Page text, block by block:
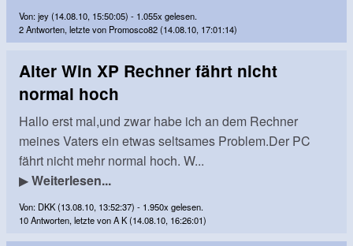
Von: jey (14.08.10, 15:50:05) - 1.055x gelesen.
2 Antworten, letzte von Promosco82 (14.08.10, 17:01:14)
Alter Win XP Rechner fährt nicht
normal hoch
Hallo erst mal,und zwar habe ich an dem Rechner
meines Vaters ein etwas seltsames Problem.Der PC
fährt nicht mehr normal hoch. W...
▶Weiterlesen...
Von: DKK (13.08.10, 13:52:37) - 1.950x gelesen.
10 Antworten, letzte von A K (14.08.10, 16:26:01)